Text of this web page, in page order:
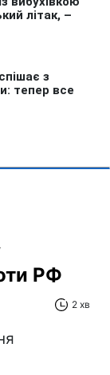
РФ
2 хв